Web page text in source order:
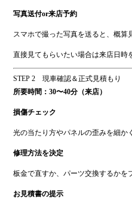
写真送付or来店予約
スマホで撮った写真を送ると、概算
直接見てもらいたい場合は来店日時
STEP 2 現車確認＆正式見積もり
所要時間：30〜40分（来店）
損傷チェック
光の当たり方やパネルの歪みを細か
修理方法を決定
板金で直すか、パーツ交換するかを
お見積書の提示